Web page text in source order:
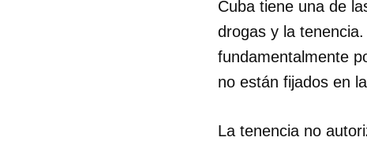
Cuba tiene una de
drogas y la
fundamentalmente
no están fijados en
La tenencia no